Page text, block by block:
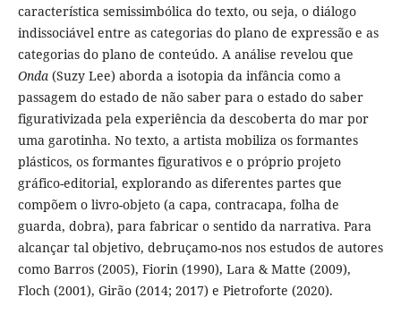
característica semissimbólica do texto, ou seja, o diálogo
indissociável entre as categorias do plano de expressão e as
categorias do plano de conteúdo. A análise revelou que
Onda (Suzy Lee) aborda a isotopia da infância como a
passagem do estado de não saber para o estado do saber
figurativizada pela experiência da descoberta do mar por
uma garotinha. No texto, a artista mobiliza os formantes
plásticos, os formantes figurativos e o próprio projeto
gráfico-editorial, explorando as diferentes partes que
compõem o livro-objeto (a capa, contracapa, folha de
guarda, dobra), para fabricar o sentido da narrativa. Para
alcançar tal objetivo, debruçamo-nos nos estudos de autores
como Barros (2005), Fiorin (1990), Lara & Matte (2009),
Floch (2001), Girão (2014; 2017) e Pietroforte (2020).